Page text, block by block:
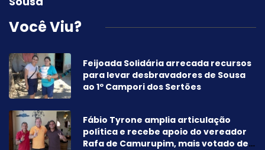
Você Viu?
Feijoada Solidária arrecada recursos
para levar desbravadores de Sousa
ao 1º Campori dos Sertões
Fábio Tyrone amplia articulação
política e recebe apoio do vereador
Rafa de Camurupim, mais votado de